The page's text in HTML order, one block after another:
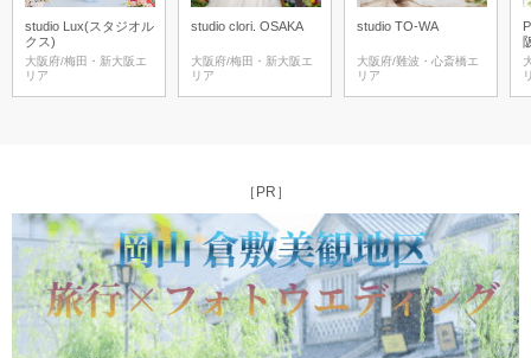
studio Lux(スタジオル
クス)
大阪府/梅田・新大阪エ
リア
studio clori. OSAKA
大阪府/梅田・新大阪エ
リア
studio TO-WA
大阪府/難波・心斎橋エ
リア
［PR］